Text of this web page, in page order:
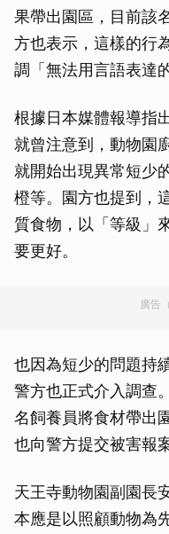
果帶出園區，目前該
方也表示，這樣的行
調「無法用言語表達
根據日本媒體報導指
就曾注意到，動物園
就開始出現異常短少
橙等。園方也提到，
質食物，以「等級」
要更好。
廣告
也因為短少的問題持
警方也正式介入調查
名飼養員將食材帶出
也向警方提交被害報
天王寺動物園副園長
本應是以照顧動物為